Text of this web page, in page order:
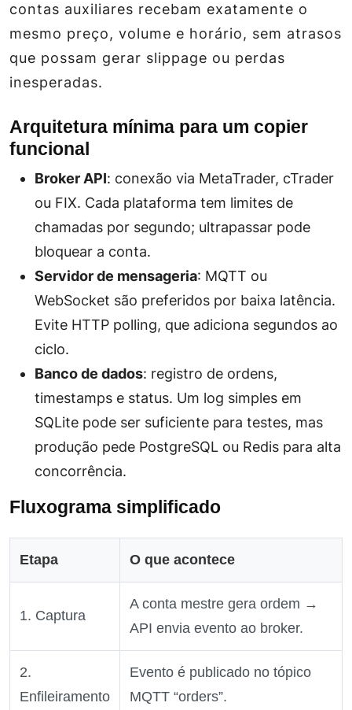
contas auxiliares recebam exatamente o
mesmo preço, volume e horário, sem atrasos
que possam gerar slippage ou perdas
inesperadas.
Arquitetura mínima para um copier
funcional
Broker API: conexão via MetaTrader, cTrader
ou FIX. Cada plataforma tem limites de
chamadas por segundo; ultrapassar pode
bloquear a conta.
Servidor de mensageria: MQTT ou
WebSocket são preferidos por baixa latência.
Evite HTTP polling, que adiciona segundos ao
ciclo.
Banco de dados: registro de ordens,
timestamps e status. Um log simples em
SQLite pode ser suficiente para testes, mas
produção pede PostgreSQL ou Redis para alta
concorrência.
Fluxograma simplificado
Etapa O que acontece
1. Captura
A conta mestre gera ordem →
API envia evento ao broker.
2.
Enfileiramento
Evento é publicado no tópico
MQTT “orders”.